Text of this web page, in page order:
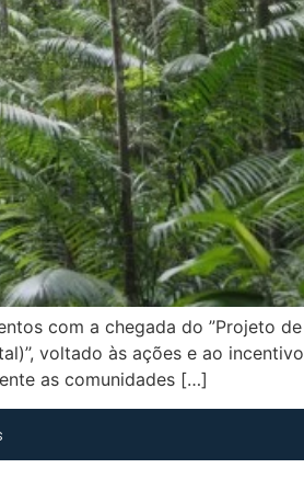
com a chegada do ”Projeto de
voltado às ações e ao incentivo
as comunidades […]